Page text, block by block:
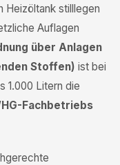
Heizöltank stilllegen
Auflagen
über Anlagen
Stoffen) ist bei
1.000 Litern die
Fachbetriebs